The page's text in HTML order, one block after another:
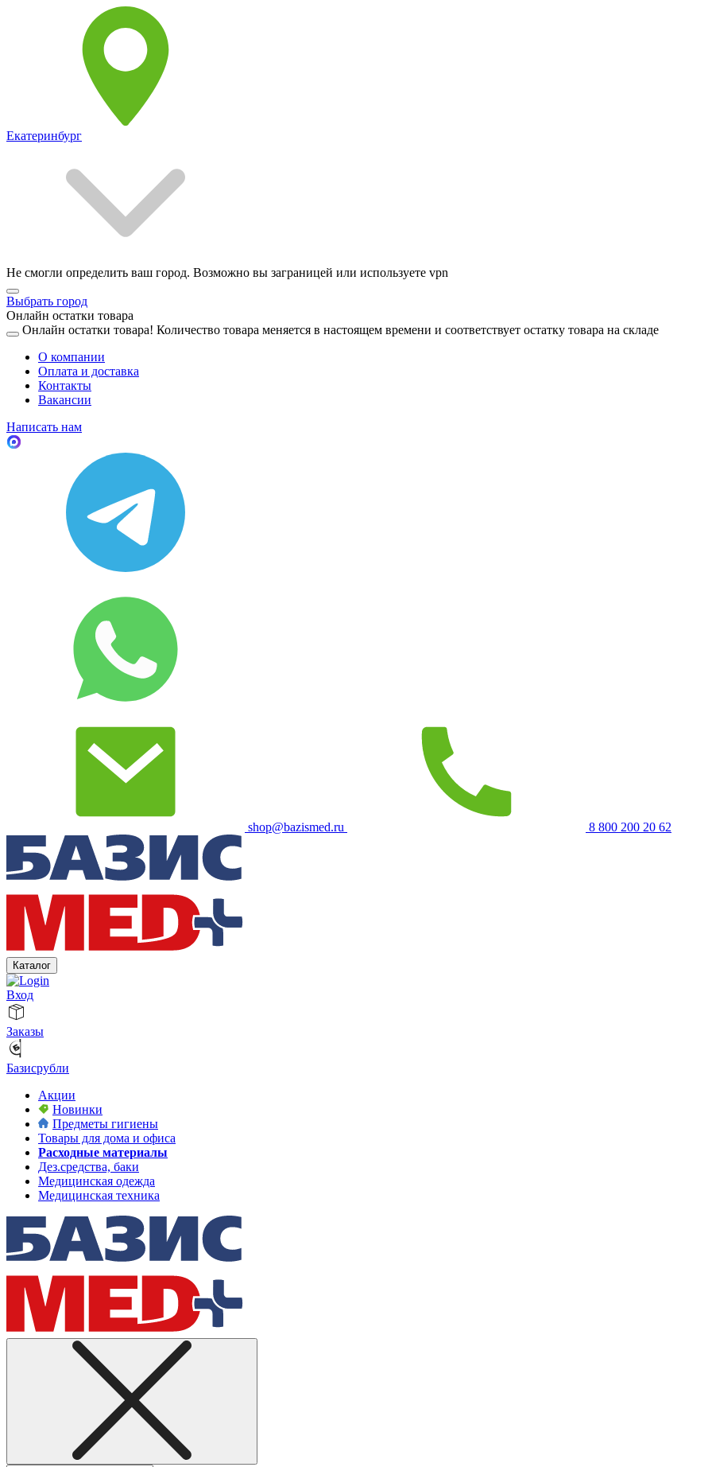
Екатеринбург
Не смогли определить ваш город. Возможно вы заграницей или используете vpn
Выбрать город
Онлайн остатки товара
Онлайн остатки товара! Количество товара меняется в настоящем времени и соответствует остатку товара на складе
О компании
Оплата и доставка
Контакты
Вакансии
Написать нам
shop@bazismed.ru 8 800 200 20 62
Каталог
Вход
Заказы
Базисрубли
Акции
Новинки
Предметы гигиены
Товары для дома и офиса
Расходные материалы
Дез.средства, баки
Медицинская одежда
Медицинская техника